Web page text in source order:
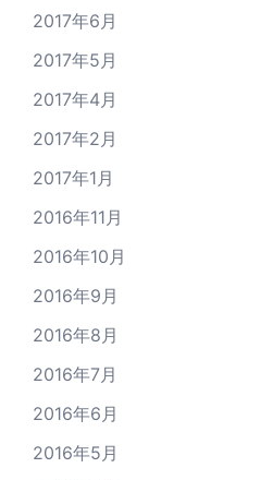
2017年6月
2017年5月
2017年4月
2017年2月
2017年1月
2016年11月
2016年10月
2016年9月
2016年8月
2016年7月
2016年6月
2016年5月